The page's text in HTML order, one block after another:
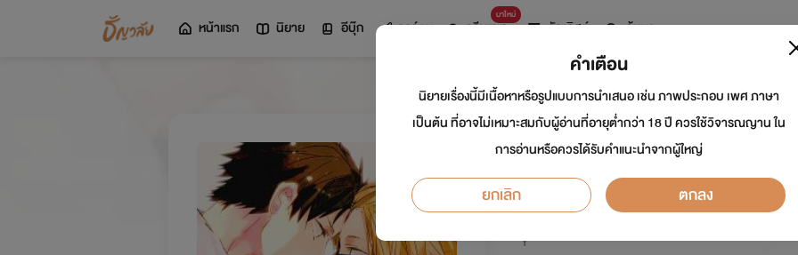
หน้าแรก นิยาย อีบุ๊ก การ์ตูน
มาใหม่
ดรีมแชท ธัญลิสต์ ค้นหา
Being My Brother
แอบชอบพี่ชาย
นักเขียน:BBboydino
Y
คำเตือน
นิยายเรื่องนี้มีเนื้อหาหรือรูปแบบการนำเสนอ เช่น ภาพประกอบ เพศ ภาษา
เป็นต้น ที่อาจไม่เหมาะสมกับผู้อ่านที่อายุต่ำกว่า 18 ปี ควรใช้วิจารณญาน ใน
การอ่านหรือควรได้รับคำแนะนำจากผู้ใหญ่
ยกเลิก ตกลง